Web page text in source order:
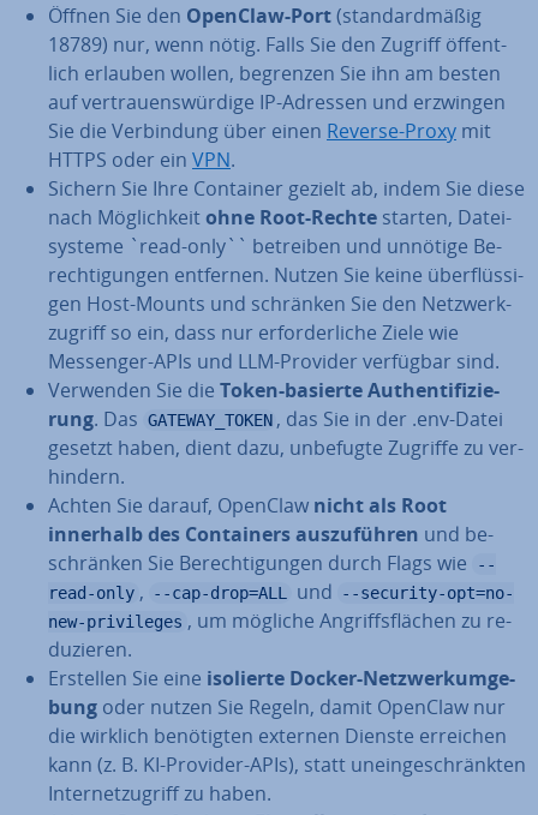
Öffnen Sie den OpenClaw-Port(stan­dard­mä­ßig
18789) nur, wenn nötig. Falls Sie den Zugriff öf­fent­
lich erlauben wollen, begrenzen Sie ihn am besten
auf ver­trau­ens­wür­di­ge IP-Adressen und erzwingen
Sie die Ver­bin­dung über einen Reverse-Proxy mit
HTTPS oder ein VPN.
Sichern Sie Ihre Container gezielt ab, indem Sie diese
nach Mög­lich­keitohne Root-Rechte starten, Da­tei­
sys­te­me `read-only`` betreiben und unnötige Be­
rech­ti­gun­gen entfernen. Nutzen Sie keine über­flüs­si­
gen Host-Mounts und schränken Sie den Netz­werk­
zu­griff so ein, dass nur er­for­der­li­che Ziele wie
Messenger-APIs und LLM-Provider verfügbar sind.
Verwenden Sie die Token-basierte Au­then­ti­fi­zie­
rung. Das GATEWAY_TOKEN , das Sie in der .env-Datei
gesetzt haben, dient dazu, unbefugte Zugriffe zu ver­
hin­dern.
Achten Sie darauf, OpenClaw nicht als Root
innerhalb des Con­tai­ners aus­zu­füh­ren und be­
schrän­ken Sie Be­rech­ti­gun­gen durch Flags wie
--
read-only , --cap-drop=ALL und
--security-opt=no-
new-privileges , um mögliche An­griffs­flä­chen zu re­
du­zie­ren.
Erstellen Sie eine isolierte Docker-Netz­werk­um­ge­
bung oder nutzen Sie Regeln, damit OpenClaw nur
die wirklich be­nö­tig­ten externen Dienste erreichen
kann (z. B. KI-Provider-APIs), statt un­ein­ge­schränk­ten
In­ter­net­zu­griff zu haben.